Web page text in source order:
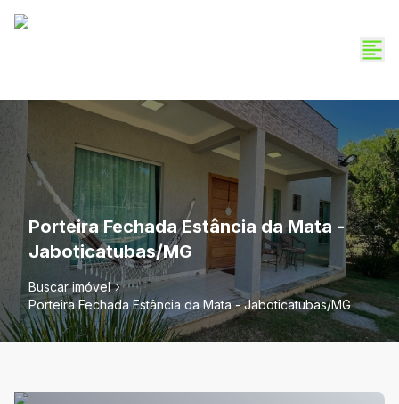
Porteira Fechada Estância da Mata -
Jaboticatubas/MG
Buscar imóvel
Porteira Fechada Estância da Mata - Jaboticatubas/MG